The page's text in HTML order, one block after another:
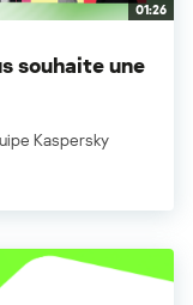
01:26
souhaite une
Kaspersky